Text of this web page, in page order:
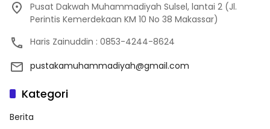
Pusat Dakwah Muhammadiyah Sulsel, lantai 2 (Jl.
Perintis Kemerdekaan KM 10 No 38 Makassar)
Haris Zainuddin : 0853-4244-8624
pustakamuhammadiyah@gmail.com
Kategori
Berita